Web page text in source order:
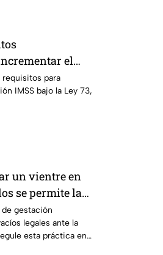
el
bajo elpara
IMSS bajo la Ley 73,
un vientre en
se permite la
gestación
legales ante la
esta práctica en